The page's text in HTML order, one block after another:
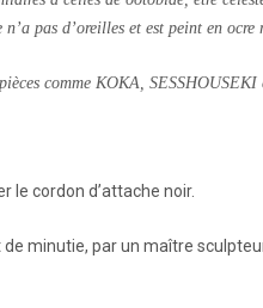
pas d’oreilles et est peint en ocre
comme KOKA,
le cordon d’attache noir.
minutie, par un maître